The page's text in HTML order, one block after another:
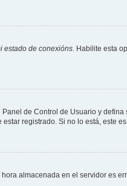
estado de conexións. Habilite esta
de Control de Usuario y
registrado. Si no lo está, este
almacenada en el servidor es